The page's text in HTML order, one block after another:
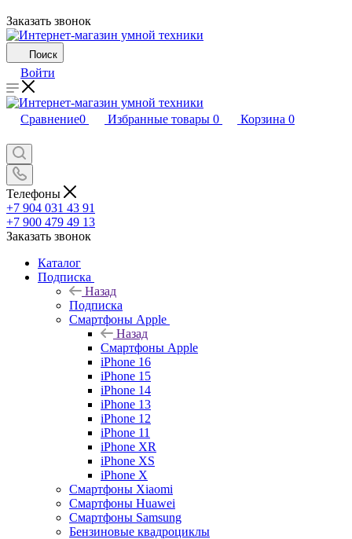
Заказать звонок
Поиск
Войти
Сравнение0 Избранные товары 0 Корзина 0
Телефоны
+7 904 031 43 91
+7 900 479 49 13
Заказать звонок
Каталог
Подписка
Назад
Подписка
Смартфоны Apple
Назад
Смартфоны Apple
iPhone 16
iPhone 15
iPhone 14
iPhone 13
iPhone 12
iPhone 11
iPhone XR
iPhone XS
iPhone X
Смартфоны Xiaomi
Смартфоны Huawei
Смартфоны Samsung
Бензиновые квадроциклы